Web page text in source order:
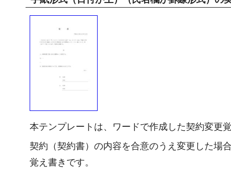
本テンプレートは、ワードで作成した契約変更
契約（契約書）の内容を合意のうえ変更した場
覚え書きです。